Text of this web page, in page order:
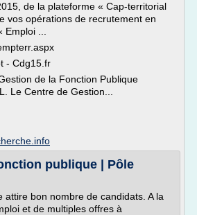
de la plateforme « Cap-territorial
vos opérations de recrutement en
...
- Cdg15.fr
de la Fonction Publique
Le Centre de Gestion...
publique | Pôle
attire bon nombre de candidats. A la
et de multiples offres à